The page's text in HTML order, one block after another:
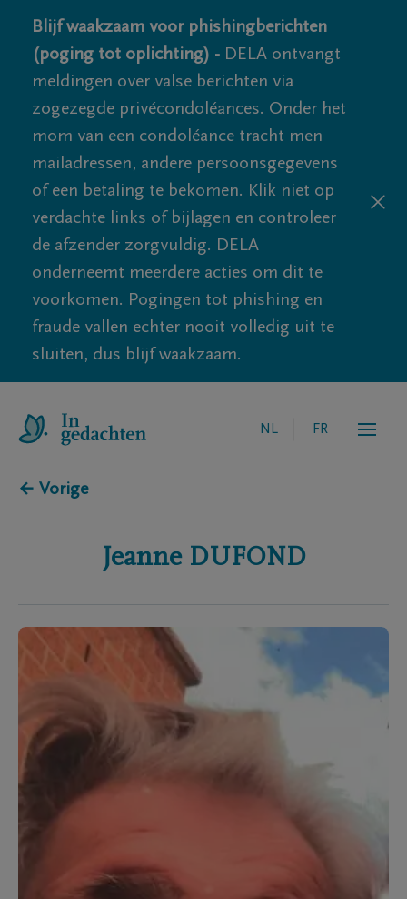
Blijf waakzaam voor phishingberichten
(poging tot oplichting) - DELA ontvangt
meldingen over valse berichten via
zogezegde privécondoléances. Onder het
mom van een condoléance tracht men
mailadressen, andere persoonsgegevens
of een betaling te bekomen. Klik niet op
verdachte links of bijlagen en controleer
de afzender zorgvuldig. DELA
onderneemt meerdere acties om dit te
voorkomen. Pogingen tot phishing en
fraude vallen echter nooit volledig uit te
sluiten, dus blijf waakzaam.
NL FR
← Vorige
Jeanne DUFOND